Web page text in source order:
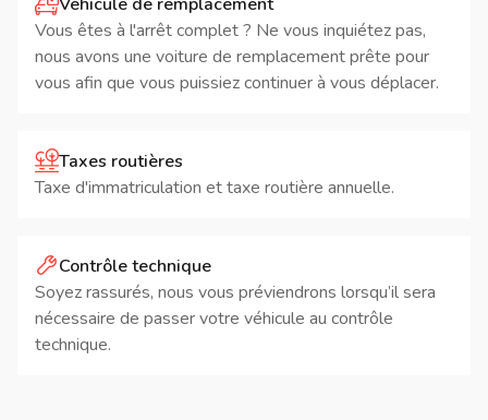
Vous êtes à l'arrêt complet ? Ne vous inquiétez pas,
nous avons une voiture de remplacement prête pour
vous afin que vous puissiez continuer à vous déplacer.
Taxes routières
Taxe d'immatriculation et taxe routière annuelle.
Contrôle technique
Soyez rassurés, nous vous préviendrons lorsqu’il sera
nécessaire de passer votre véhicule au contrôle
technique.